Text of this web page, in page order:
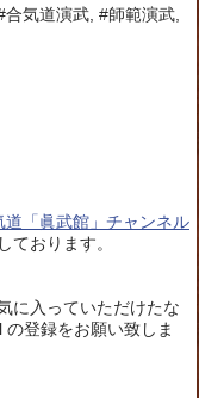
気道演武, #師範演武,
道「眞武館」チャンネル
ております。
に入っていただけたな
登録をお願い致しま